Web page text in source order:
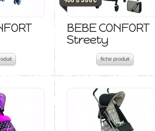
BEBE CONFORT
Streety
fiche produit